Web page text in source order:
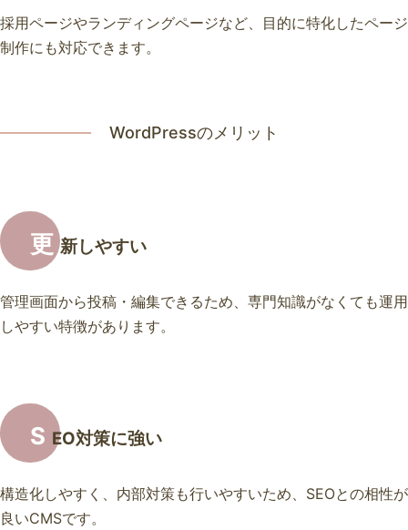
採用ページやランディングページなど、目的に特化したページ
制作にも対応できます。
WordPressのメリット
更 新しやすい
管理画面から投稿・編集できるため、専門知識がなくても運用
しやすい特徴があります。
S EO対策に強い
構造化しやすく、内部対策も行いやすいため、SEOとの相性が
良いCMSです。